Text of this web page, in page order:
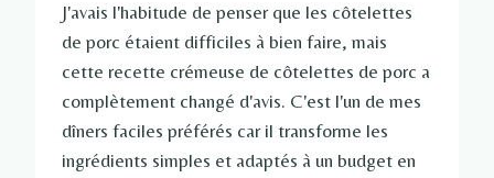
J'avais l'habitude de penser que les côtelettes
de porc étaient difficiles à bien faire, mais
cette recette crémeuse de côtelettes de porc a
complètement changé d'avis. C'est l'un de mes
dîners faciles préférés car il transforme les
ingrédients simples et adaptés à un budget en